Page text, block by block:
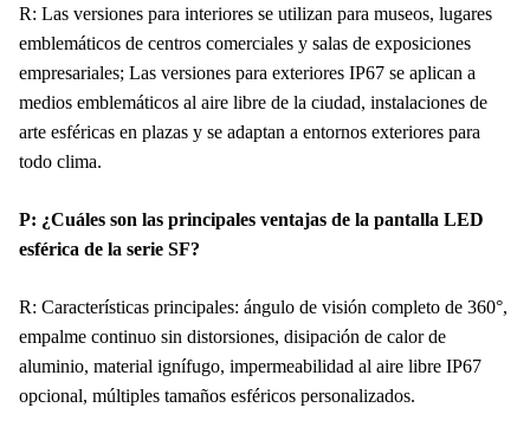
R: Las versiones para interiores se utilizan para museos, lugares
emblemáticos de centros comerciales y salas de exposiciones
empresariales; Las versiones para exteriores IP67 se aplican a
medios emblemáticos al aire libre de la ciudad, instalaciones de
arte esféricas en plazas y se adaptan a entornos exteriores para
todo clima.
P: ¿Cuáles son las principales ventajas de la pantalla LED
esférica de la serie SF?
R: Características principales: ángulo de visión completo de 360°,
empalme continuo sin distorsiones, disipación de calor de
aluminio, material ignífugo, impermeabilidad al aire libre IP67
opcional, múltiples tamaños esféricos personalizados.